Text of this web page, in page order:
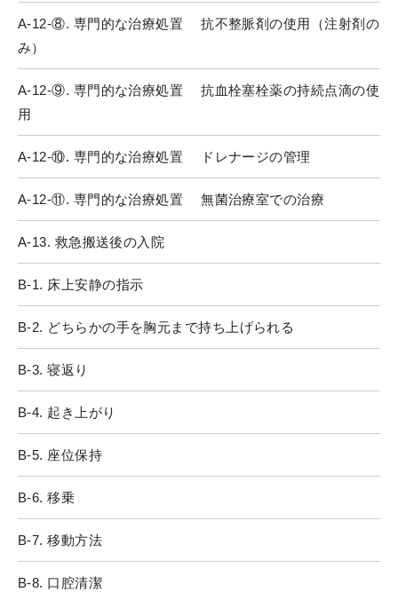
A-12-⑧. 専門的な治療処置 抗不整脈剤の使用（注射剤の
み）
A-12-⑨. 専門的な治療処置 抗血栓塞栓薬の持続点滴の使
用
A-12-⑩. 専門的な治療処置 ドレナージの管理
A-12-⑪. 専門的な治療処置 無菌治療室での治療
A-13. 救急搬送後の入院
B-1. 床上安静の指示
B-2. どちらかの手を胸元まで持ち上げられる
B-3. 寝返り
B-4. 起き上がり
B-5. 座位保持
B-6. 移乗
B-7. 移動方法
B-8. 口腔清潔